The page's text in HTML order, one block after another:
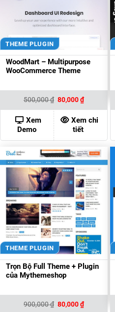
THEME PLUGIN
WoodMart – Multipurpose
WooCommerce Theme
500,000₫ Giá
gốc
là:
500,000 ₫.
80,000₫Giá
hiện
tại
là:
80,000 ₫.
Xem
Demo
Xem chi
tiết
THEME PLUGIN
Trọn Bộ Full Theme + Plugin
của Mythemeshop
900,000₫ Giá
gốc
80,000₫Giá
hiện